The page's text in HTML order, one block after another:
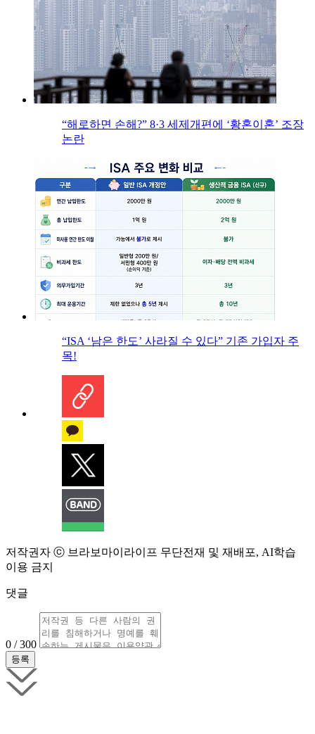
“해로하면 손해?” 8·3 세제개편에 ‘황혼이혼’ 조장
논란
“ISA ‘남은 한도’ 사라질 수 있다” 기존 가입자 주
목!
저작권자 ⓒ 브라보마이라이프 무단전재 및 재배포, AI학습
이용 금지
댓글
0 / 300